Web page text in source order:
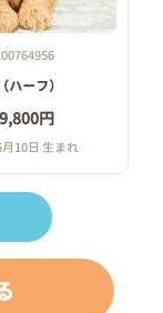
ハーフ）
円
10日 生まれ